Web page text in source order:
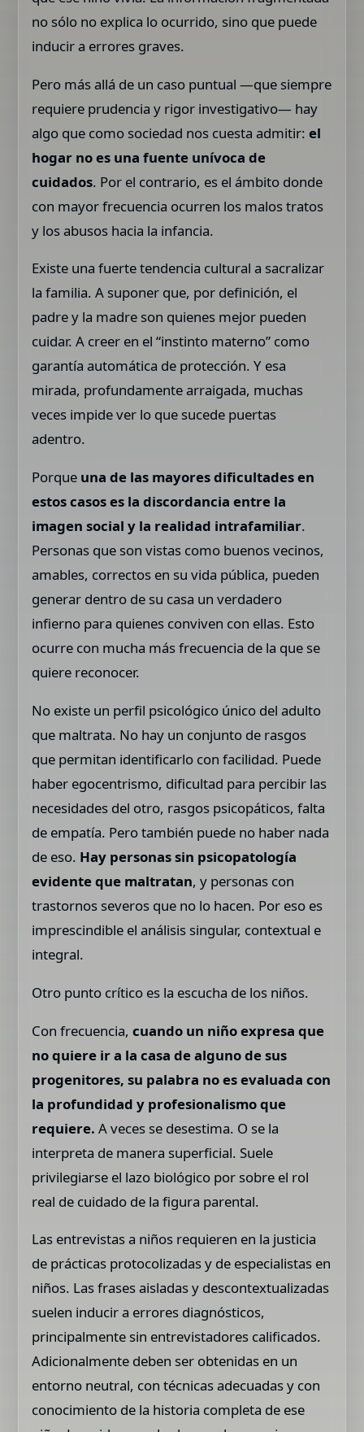
no sólo no explica lo ocurrido, sino que puede
inducir a errores graves.
Pero más allá de un caso puntual —que siempre
requiere prudencia y rigor investigativo— hay
algo que como sociedad nos cuesta admitir:el
hogar no es una fuente unívoca de
cuidados. Por el contrario, es el ámbito donde
con mayor frecuencia ocurren los malos tratos
y los abusos hacia la infancia.
Existe una fuerte tendencia cultural a sacralizar
la familia. A suponer que, por definición, el
padre y la madre son quienes mejor pueden
cuidar. A creer en el “instinto materno” como
garantía automática de protección. Y esa
mirada, profundamente arraigada, muchas
veces impide ver lo que sucede puertas
adentro.
Porque una de las mayores dificultades en
estos casos es la discordancia entre la
imagen social y la realidad intrafamiliar.
Personas que son vistas como buenos vecinos,
amables, correctos en su vida pública, pueden
generar dentro de su casa un verdadero
infierno para quienes conviven con ellas. Esto
ocurre con mucha más frecuencia de la que se
quiere reconocer.
No existe un perfil psicológico único del adulto
que maltrata. No hay un conjunto de rasgos
que permitan identificarlo con facilidad. Puede
haber egocentrismo, dificultad para percibir las
necesidades del otro, rasgos psicopáticos, falta
de empatía. Pero también puede no haber nada
de eso. Hay personas sin psicopatología
evidente que maltratan, y personas con
trastornos severos que no lo hacen. Por eso es
imprescindible el análisis singular, contextual e
integral.
Otro punto crítico es la escucha de los niños.
Con frecuencia,cuando un niño expresa que
no quiere ir a la casa de alguno de sus
progenitores, su palabra no es evaluada con
la profundidad y profesionalismo que
requiere. A veces se desestima. O se la
interpreta de manera superficial. Suele
privilegiarse el lazo biológico por sobre el rol
real de cuidado de la figura parental.
Las entrevistas a niños requieren en la justicia
de prácticas protocolizadas y de especialistas en
niños. Las frases aisladas y descontextualizadas
suelen inducir a errores diagnósticos,
principalmente sin entrevistadores calificados.
Adicionalmente deben ser obtenidas en un
entorno neutral, con técnicas adecuadas y con
conocimiento de la historia completa de ese